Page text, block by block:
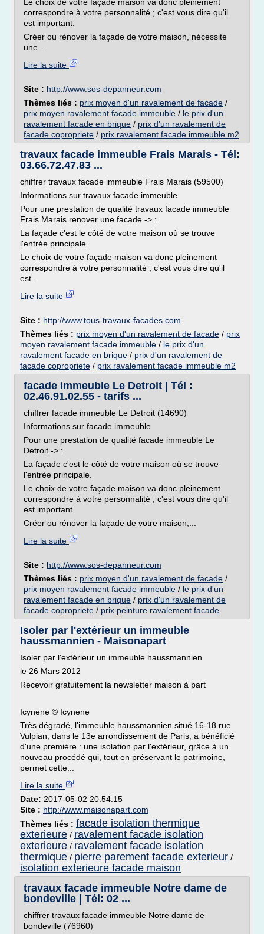
correspondre à votre personnalité ; c'est vous dire qu'il
est important.
Créer ou rénover la façade de votre maison, nécessite
une...
Lire la suite
Site : http://www.sos-depanneur.com
Thèmes liés : prix moyen d'un ravalement de facade /
prix moyen ravalement facade immeuble / le prix d'un
ravalement facade en brique / prix d'un ravalement de
facade copropriete / prix ravalement facade immeuble m2
travaux facade immeuble Frais Marais - Tél:
03.66.72.47.83 ...
chiffrer travaux facade immeuble Frais Marais (59500)
Informations sur travaux facade immeuble
Pour une prestation de qualité travaux facade immeuble
Frais Marais renover une facade -> :
La façade c'est le côté de votre maison où se trouve
l'entrée principale.
Le choix de votre façade maison va donc pleinement
correspondre à votre personnalité ; c'est vous dire qu'il
est...
Lire la suite
Site : http://www.tous-travaux-facades.com
Thèmes liés : prix moyen d'un ravalement de facade / prix
moyen ravalement facade immeuble / le prix d'un
ravalement facade en brique / prix d'un ravalement de
facade copropriete / prix ravalement facade immeuble m2
facade immeuble Le Detroit | Tél :
02.46.91.02.55 - tarifs ...
chiffrer facade immeuble Le Detroit (14690)
Informations sur facade immeuble
Pour une prestation de qualité facade immeuble Le
Detroit -> :
La façade c'est le côté de votre maison où se trouve
l'entrée principale.
Le choix de votre façade maison va donc pleinement
correspondre à votre personnalité ; c'est vous dire qu'il
est important.
Créer ou rénover la façade de votre maison,...
Lire la suite
Site : http://www.sos-depanneur.com
Thèmes liés : prix moyen d'un ravalement de facade /
prix moyen ravalement facade immeuble / le prix d'un
ravalement facade en brique / prix d'un ravalement de
facade copropriete / prix peinture ravalement facade
Isoler par l'extérieur un immeuble
haussmannien - Maisonapart
Isoler par l'extérieur un immeuble haussmannien
le 26 Mars 2012
Recevoir gratuitement la newsletter maison à part
Icynene © Icynene
Très dégradé, l'immeuble haussmannien situé 16-18 rue
Vulpian, dans le 13e arrondissement de Paris, a bénéficié
d'une première : une isolation par l'extérieur, grâce à un
nouveau procédé qui, tout en préservant le patrimoine,
permet cette...
Lire la suite
Date: 2017-05-02 20:54:15
Site : http://www.maisonapart.com
Thèmes liés : facade isolation thermique
exterieure / ravalement facade isolation
exterieure / ravalement facade isolation
thermique / pierre parement facade exterieur /
isolation exterieure facade maison
travaux facade immeuble Notre dame de
bondeville | Tél: 02 ...
chiffrer travaux facade immeuble Notre dame de
bondeville (76960)